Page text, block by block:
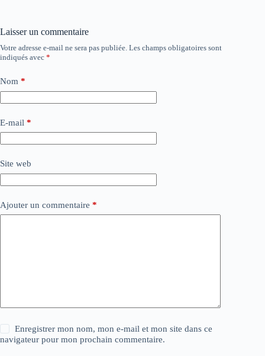
Laisser un commentaire
Votre adresse e-mail ne sera pas publiée. Les champs obligatoires sont
indiqués avec *
Nom *
E-mail *
Site web
Ajouter un commentaire *
Enregistrer mon nom, mon e-mail et mon site dans ce
navigateur pour mon prochain commentaire.